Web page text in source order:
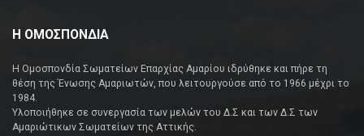
Η ΟΜΟΣΠΟΝΔΙΑ
Η Ομοσπονδία Σωματείων Επαρχίας Αμαρίου ιδρύθηκε και πήρε τη
θέση της Ένωσης Αμαριωτών, που λειτουργούσε από το 1966 μέχρι το
1984.
Υλοποιήθηκε σε συνεργασία των μελών του Δ.Σ και των Δ.Σ των
Αμαριώτικων Σωματείων της Αττικής.